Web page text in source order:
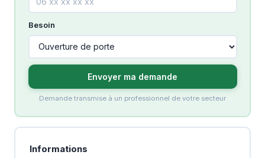
Besoin
Envoyer ma demande
Demande transmise à un professionnel de votre secteur
Informations